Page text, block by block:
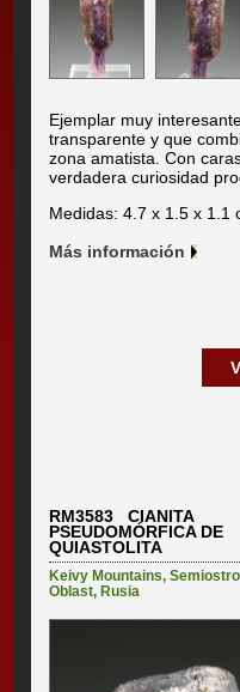
Ejemplar muy
transparente y que
zona amatista. Con
verdadera curiosidad
Medidas: 4.7 x 1.5 x 1.1
Más información
RM3583 CIANITA
PSEUDOMÓRFICA DE
QUIASTOLITA
Keivy Mountains,
Oblast, Rusia